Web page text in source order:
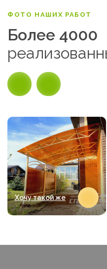
ФОТО НАШИХ РАБОТ
Более 4000
Хочу такой же